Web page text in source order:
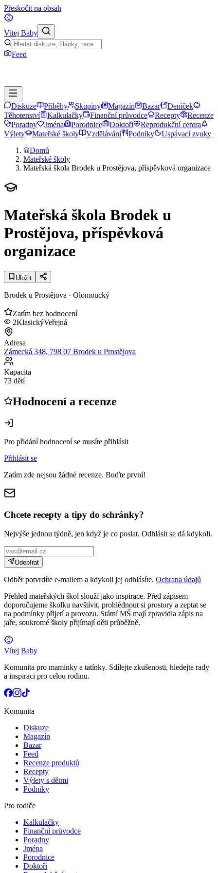
Přeskočit na obsah
Vítej Baby
Feed
Diskuze Příběhy Skupiny Magazín Bazar
Deníček
Těhotenství
Kalkulačky Finanční průvodce Recepty
Recenze
Poradny
Jména Porodnice Doktoři
Reprodukční centra
Výlety
Mateřské školy Vzdělávání Podniky
Uspávací zvuky
Domů
Mateřské školy
Mateřská škola Brodek u Prostějova, příspěvková organizace
Mateřská škola Brodek u
Prostějova, příspěvková
organizace
Uložit
Brodek u Prostějova · Olomoucký
Zatím bez hodnocení
2KlasickýVeřejná
Adresa
Zámecká 348, 798 07 Brodek u Prostějova
Kapacita
73 dětí
Hodnocení a recenze
Pro přidání hodnocení se musíte přihlásit
Přihlásit se
Zatím zde nejsou žádné recenze. Buďte první!
Chcete recepty a tipy do schránky?
Nejvýše jednou týdně, jen když je co poslat. Odhlásit se dá kdykoli.
Odebírat
Odběr potvrdíte e-mailem a kdykoli jej odhlásíte. Ochrana údajů
Přehled mateřských škol slouží jako inspirace. Před zápisem
doporučujeme školku navštívit, prohlédnout si prostory a zeptat se
na podmínky přijetí a provozu. Státní MŠ mají zpravidla zápis na
jaře, soukromé školy přijímají děti průběžně.
Vítej Baby
Komunita pro maminky a tatínky. Sdílejte zkušenosti, hledejte rady
a inspiraci pro celou rodinu.
Komunita
Diskuze
Magazín
Bazar
Feed
Recenze produktů
Recepty
Výlety s dětmi
Podniky
Pro rodiče
Kalkulačky
Finanční průvodce
Poradny
Jména
Porodnice
Doktoři